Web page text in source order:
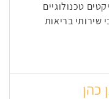
טכנולוגיים
שירותי בריאות
כהן